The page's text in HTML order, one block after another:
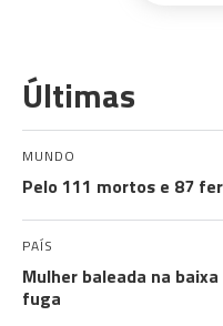
Últimas
MUNDO
Pelo 111 mortos e 87
PAÍS
Mulher baleada na
fuga